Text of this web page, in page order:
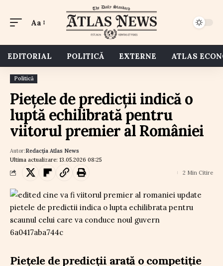
Aa
EDITORIAL POLITICĂ EXTERNE ATLAS
Politică
Piețele de predicții indică o
luptă echilibrată pentru
viitorul premier al României
Ultima actualizare: 13.05.2026 08:25
Autor:Redacția Atlas News
2 Min Citire
Piețele de predicții arată o competiție